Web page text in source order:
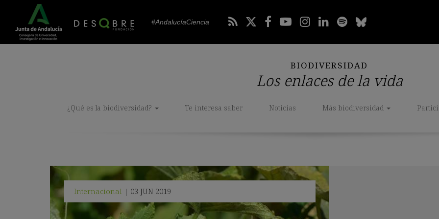
#AndalucíaCiencia
BIODIVERSIDAD
Los enlaces de la vida
¿Qué es la biodiversidad? Te interesa saber Noticias Más biodiversidad
Internacional| 03 JUN 2019